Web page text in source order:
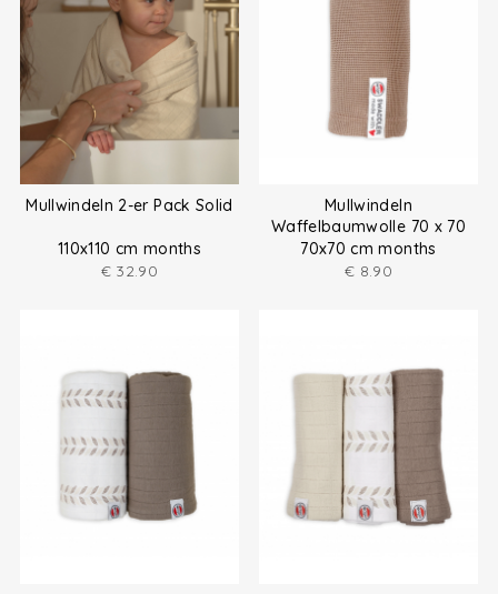
Mullwindeln 2-er Pack Solid
110x110 cm months
€ 32.90
Mullwindeln
Waffelbaumwolle 70 x 70
cm
70x70 cm months
€ 8.90